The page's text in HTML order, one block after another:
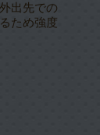
出先での
ため強度